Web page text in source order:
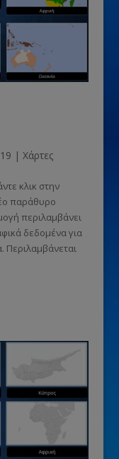
| Χάρτες
κλικ στην
παράθυρο
περιλαμβάνει
δεδομένα για
Περιλαμβάνεται